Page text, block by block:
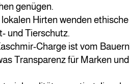
genügen.
Hirten wenden
und Tierschutz.
Charge ist vom
Transparenz für Marken